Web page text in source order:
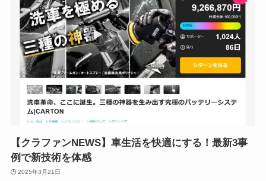
【クラファンNEWS】車生活を快適にする！最新3事
例で新技術を体感
2025年3月21日